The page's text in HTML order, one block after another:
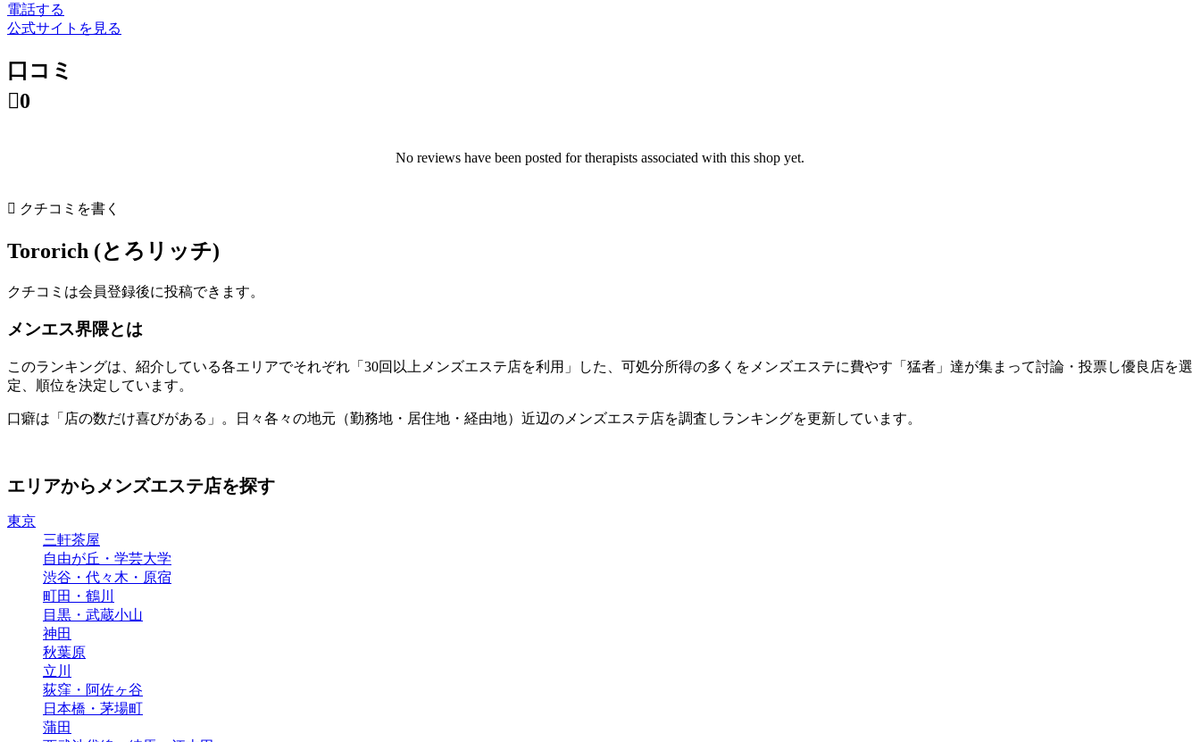
電話する
公式サイトを見る
口コミ
0
No reviews have been posted for therapists associated with this shop yet.
 クチコミを書く
Tororich (とろリッチ)
クチコミは会員登録後に投稿できます。
メンエス界隈とは
このランキングは、紹介している各エリアでそれぞれ「30回以上メンズエステ店を利用」した、可処分所得の多くをメンズエステに費やす「猛者」達が集まって討論・投票し優良店を選
定、順位を決定しています。
口癖は「店の数だけ喜びがある」。日々各々の地元（勤務地・居住地・経由地）近辺のメンズエステ店を調査しランキングを更新しています。
エリアからメンズエステ店を探す
東京
三軒茶屋
自由が丘・学芸大学
渋谷・代々木・原宿
町田・鶴川
目黒・武蔵小山
神田
秋葉原
立川
荻窪・阿佐ヶ谷
日本橋・茅場町
蒲田